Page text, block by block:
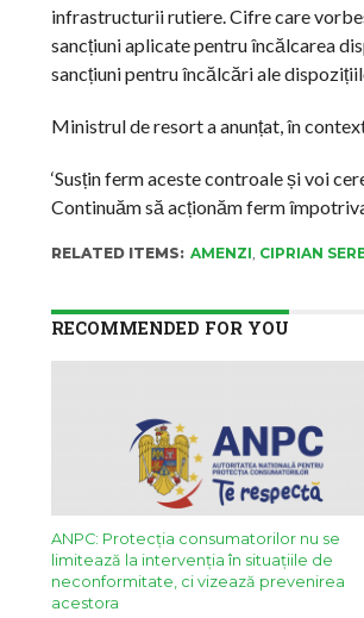
infrastructurii rutiere. Cifre care
sancțiuni aplicate pentru încălcarea
sancțiuni pentru încălcări ale
Ministrul de resort a anunțat, în
‘Susțin ferm aceste controale și voi
Continuăm să acționăm ferm
RELATED ITEMS: AMENZI, CIPRIAN
RECOMMENDED FOR YOU
ANPC: Protecția consumatorilor nu se
limitează la intervenția în situațiile de
neconformitate, ci vizează prevenirea
acestora